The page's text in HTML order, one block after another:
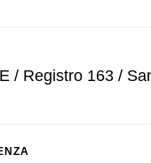
/ Registro 163 /